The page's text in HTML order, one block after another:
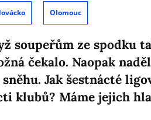
Olomouc
soupeřům ze spodku
čekalo. Naopak
Jak šestnácté
klubů? Máme jejich